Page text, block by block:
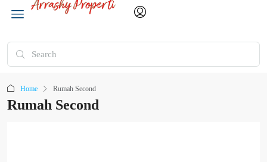
Home Rumah Second
Rumah Second